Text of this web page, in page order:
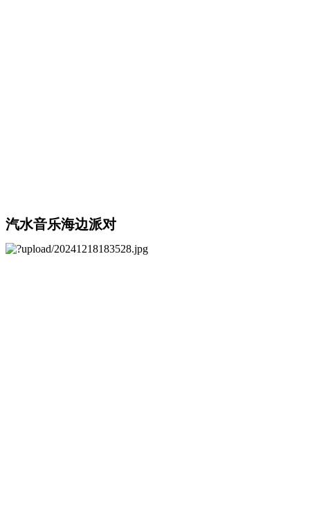
汽水音乐海边派对